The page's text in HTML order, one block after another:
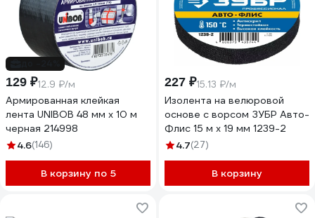
129 ₽12.9 ₽/м
Армированная клейкая
лента UNIBOB 48 мм х 10 м
черная 214998
4.6(146)
В корзину по 5
227 ₽15.13 ₽/м
Изолента на велюровой
основе с ворсом ЗУБР Авто-
Флис 15 м х 19 мм 1239-2
4.7(27)
В корзину